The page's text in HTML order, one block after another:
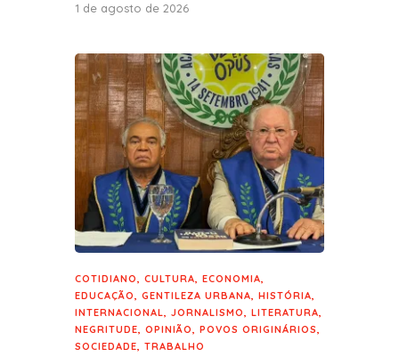
1 de agosto de 2026
COTIDIANO CULTURA ECONOMIA
EDUCAÇÃO
GENTILEZA URBANA HISTÓRIA
INTERNACIONAL
JORNALISMO LITERATURA
NEGRITUDE
OPINIÃO POVOS ORIGINÁRIOS
SOCIEDADE
TRABALHO